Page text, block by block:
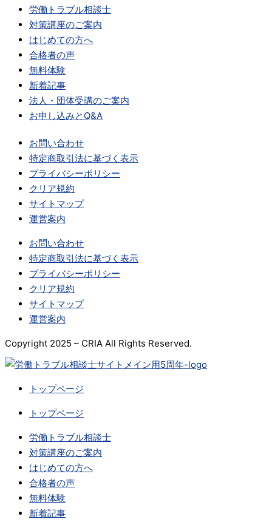
労働トラブル相談士
対策講座のご案内
はじめての方へ
合格者の声
無料体験
新着記事
法人・団体受講のご案内
お申し込みとQ&A
お問い合わせ
特定商取引法に基づく表示
プライバシーポリシー
クリア規約
サイトマップ
運営案内
お問い合わせ
特定商取引法に基づく表示
プライバシーポリシー
クリア規約
サイトマップ
運営案内
Copyright 2025 – CRIA All Rights Reserved.
トップページ
トップページ
労働トラブル相談士
対策講座のご案内
はじめての方へ
合格者の声
無料体験
新着記事